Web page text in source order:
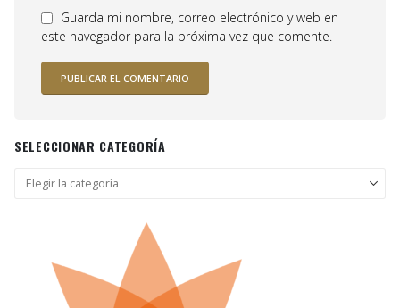
Guarda mi nombre, correo electrónico y web en
este navegador para la próxima vez que comente.
SELECCIONAR CATEGORÍA
Seleccionar
categoría